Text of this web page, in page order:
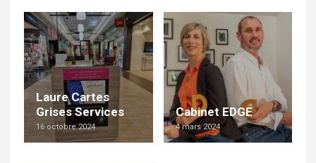
Laure Cartes
Grises Services
16 octobre 2024
Cabinet EDGE
4 mars 2024